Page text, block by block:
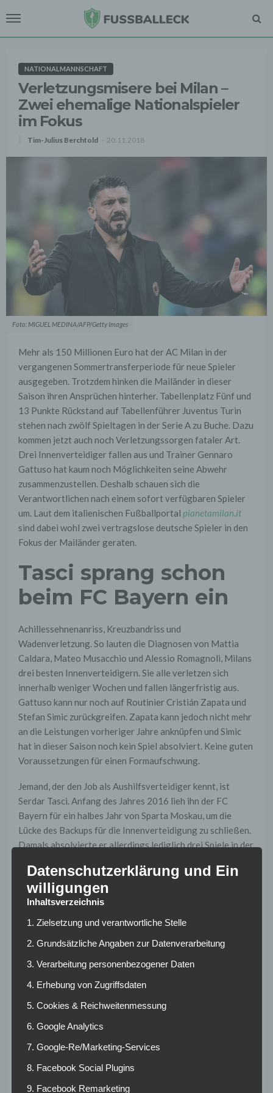
NATIONALMANNSCHAFT
Verletzungsmisere bei Milan –
Zwei ehemalige Nationalspieler
im Fokus
Tim-Julius Berchtold 20.11.2018
Foto: MIGUEL MEDINA/AFP/Getty Images
Mehr als 150 Millionen Euro hat der AC Milan in der
vergangenen Sommertransferperiode für neue Spieler
ausgegeben. Trotzdem hinken die Mailänder in dieser
Saison ihren Ansprüchen hinterher. Tabellenplatz Fünf und
13 Punkte Rückstand auf Tabellenführer Juventus Turin
stehen nach zwölf Spieltagen in der Serie A zu Buche. Dazu
kommen jetzt auch noch Verletzungssorgen fataler Art.
Drei Innenverteidiger fallen aus und Trainer Gennaro
Gattuso hat kaum noch Möglichkeiten seine Abwehr
zusammenzustellen. Deshalb schauen sich die
Verantwortlichen nach einem sofort verfügbaren Spieler
um. Laut dem italienischen Fußballportal pianetamilan.it
sind dabei wohl zwei vertragslose deutsche Spieler in den
Fokus der Mailänder geraten.
Tasci sprang schon
beim FC Bayern ein
Achillessehnenanriss, Kreuzbandriss und
Wadenverletzung. So lauten die Diagnosen von Mattia
Caldara, Mateo Musacchio und Alessio Romagnoli, Milans
drei besten Innenverteidigern. Sie alle verletzen sich
innerhalb weniger Wochen und fallen längerfristig aus.
Gattuso kann nur noch auf Routinier Cristián Zapata und
Stefan Simic zurückgreifen. Zapata kann jedoch nicht mehr
an die Leistungen vorheriger Jahre anknüpfen und Simic
hat in dieser Saison noch kein Spiel absolviert. Keine guten
Voraussetzungen für einen Formaufschwung.
Jemand, der den Job als Aushilfsverteidiger kennt, ist
Serdar Tasci. Anfang des Jahres 2016 lieh ihn der FC
Bayern für ein halbes Jahr von Sparta Moskau, um die
Lücke des Backups für die Innenverteidigung zu schließen.
Damals absolvierte er allerdings lediglich drei Spiele in der
aussehen. Die Mailänder brauchen schnellstmöglichst
einen erfahrenen Mann, der Zapata und Simic entlasten
kann, wenn die beiden nicht zusammen funktionieren
sollten. Tasci ist aktuell vereinslos, im Sommer beendete er
in die Bundesliga stand im Raum, kam schließlich jedoch
nicht zu Stande. Nun könnte ein Angebot aus dem Norden
Huth könnte Milan
sofort helfen
Ebenfalls mit dem AC Mailand in Verbindung gebracht, wird
Datenschutzerklärung und Ein
willigungen
Inhaltsverzeichnis
1. Zielsetzung und verantwortliche Stelle
2. Grundsätzliche Angaben zur Datenverarbeitung
3. Verarbeitung personenbezogener Daten
4. Erhebung von Zugriffsdaten
5. Cookies & Reichweitenmessung
6. Google Analytics
7. Google-Re/Marketing-Services
8. Facebook Social Plugins
9. Facebook Remarketing